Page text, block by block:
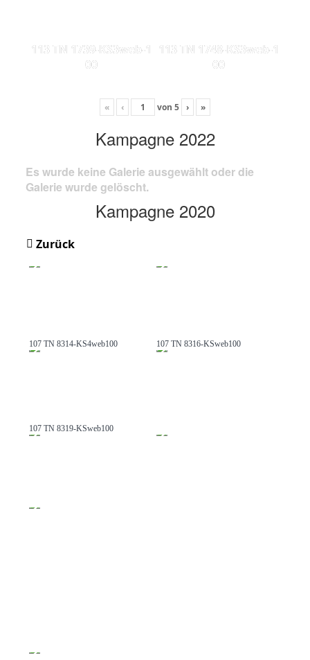
113 TN 1739-KS3web-1
00
113 TN 1748-KS3web-1
00
« ‹ von 5 › »
Kampagne 2022
Es wurde keine Galerie ausgewählt oder die
Galerie wurde gelöscht.
Kampagne 2020
Zurück
107 TN 8314-KS4web100 107 TN 8316-KSweb100
107 TN 8319-KSweb100